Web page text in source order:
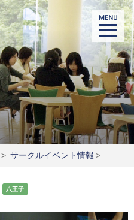
> サークルイベント情報 >
八王子